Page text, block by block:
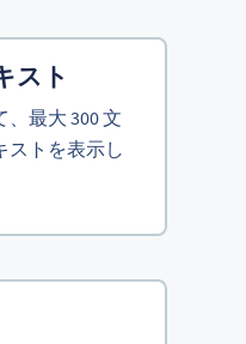
スト
最大 300 文
ストを表示し